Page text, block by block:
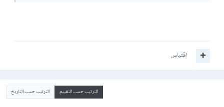
اقتباس
الترتيب حسب التقييم الترتيب حسب التاريخ